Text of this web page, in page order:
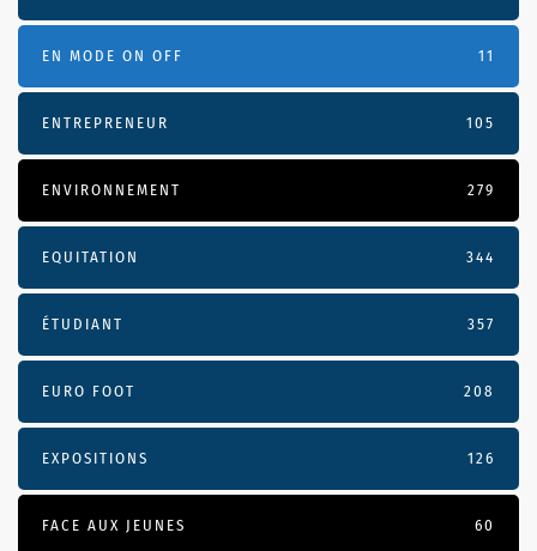
EN MODE ON OFF 11
ENTREPRENEUR 105
ENVIRONNEMENT 279
EQUITATION 344
ÉTUDIANT 357
EURO FOOT 208
EXPOSITIONS 126
FACE AUX JEUNES 60